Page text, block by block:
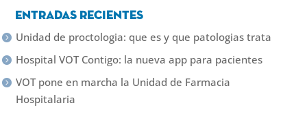
Entradas recientes
Unidad de proctologia: que es y que patologias trata
Hospital VOT Contigo: la nueva app para pacientes
VOT pone en marcha la Unidad de Farmacia
Hospitalaria